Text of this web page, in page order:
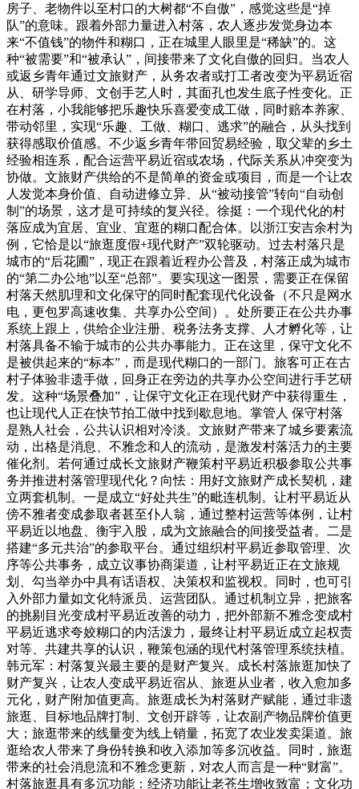
房子、老物件以至村口的大树都“不自傲”，感觉这些是“掉
队”的意味。跟着外部力量进入村落，农人逐步发觉身边本
来“不值钱”的物件和糊口，正在城里人眼里是“稀缺”的。这
种“被需要”和“被承认”，间接带来了文化自傲的回归。当农人
或返乡青年通过文旅财产，从务农者或打工者改变为平易近宿
从、研学导师、文创手艺人时，其面孔也发生底子性变化。正
在村落，小我能够把乐趣快乐喜爱变成工做，同时赔本养家、
带动邻里，实现“乐趣、工做、糊口、逃求”的融合，从头找到
获得感取价值感。不少返乡青年带回贸易经验，取父辈的乡土
经验相连系，配合运营平易近宿或农场，代际关系从冲突变为
协做。文旅财产供给的不是简单的资金或项目，而是一个让农
人发觉本身价值、自动进修立异、从“被动接管”转向“自动创
制”的场景，这才是可持续的复兴径。徐挺：一个现代化的村
落应成为宜居、宜业、宜逛的糊口配合体。以浙江安吉余村为
例，它恰是以“旅逛度假+现代财产”双轮驱动。过去村落只是
城市的“后花圃”，现正在跟着近程办公普及，村落正成为城市
的“第二办公地”以至“总部”。要实现这一图景，需要正在保留
村落天然肌理和文化保守的同时配套现代化设备（不只是网水
电，更包罗高速收集、共享办公空间）。处所要正在公共办事
系统上跟上，供给企业注册、税务法务支撑、人才孵化等，让
村落具备不输于城市的公共办事能力。正在这里，保守文化不
是被供起来的“标本”，而是现代糊口的一部门。旅客可正在古
村子体验非遗手做，回身正在旁边的共享办公空间进行手艺研
发。这种“场景叠加”，让保守文化正在现代财产中获得重生，
也让现代人正在快节拍工做中找到歇息地。掌管人 保守村落
是熟人社会，公共认识相对冷淡。文旅财产带来了城乡要素流
动，出格是消息、不雅念和人的流动，是激发村落活力的主要
催化剂。若何通过成长文旅财产鞭策村平易近积极参取公共事
务并推进村落管理现代化？向怯：用好文旅财产成长契机，建
立两套机制。一是成立“好处共生”的毗连机制。让村平易近从
傍不雅者变成参取者甚至仆人翁，通过整村运营等体例，让村
平易近以地盘、衡宇入股，成为文旅融合的间接受益者。二是
搭建“多元共治”的参取平台。通过组织村平易近参取管理、次
序等公共事务，成立议事协商渠道，让村平易近正在文旅规
划、勾当举办中具有话语权、决策权和监视权。同时，也可引
入外部力量如文化特派员、运营团队。通过机制立异，把旅客
的挑剔目光变成村平易近改善的动力，把外部新不雅念变成村
平易近逃求夸姣糊口的内活泼力，最终让村平易近成立起权责
对等、共建共享的认识，鞭策包涵的现代村落管理系统扶植。
韩元军：村落复兴最主要的是财产复兴。成长村落旅逛加快了
财产复兴，让农人变成平易近宿从、旅逛从业者，收入愈加多
元化，财产附加值更高。旅逛成长为村落财产赋能，通过非遗
旅逛、目标地品牌打制、文创开辟等，让农副产物品牌价值更
大；旅逛带来的线量变为线上销量，拓宽了农业发卖渠道。旅
逛给农人带来了身份转换和收入添加等多沉收益。同时，旅逛
带来的社会消息流和不雅念更新，对农人而言是一种“财富”。
村落旅逛具有多沉功能：经济功能让老苍生增收致富；文化功